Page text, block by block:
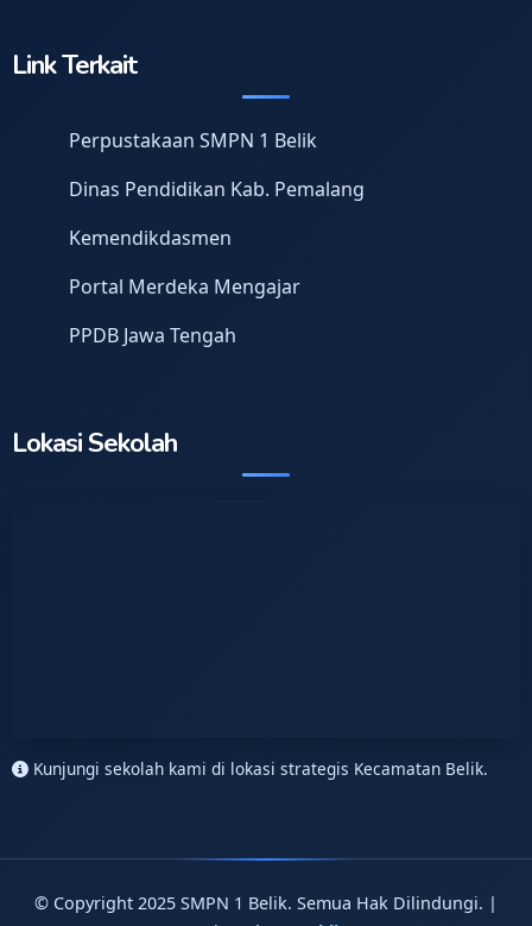
Link Terkait
Perpustakaan SMPN 1 Belik
Dinas Pendidikan Kab. Pemalang
Kemendikdasmen
Portal Merdeka Mengajar
PPDB Jawa Tengah
Lokasi Sekolah
Kunjungi sekolah kami di lokasi strategis Kecamatan Belik.
© Copyright 2025 SMPN 1 Belik. Semua Hak Dilindungi. |